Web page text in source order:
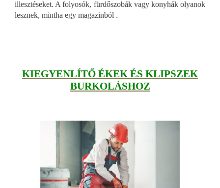
illesztéseket. A folyosók, fürdőszobák vagy konyhák olyanok
lesznek, mintha egy magazinból .
KIEGYENLÍTŐ ÉKEK ÉS KLIPSZEK
BURKOLÁSHOZ